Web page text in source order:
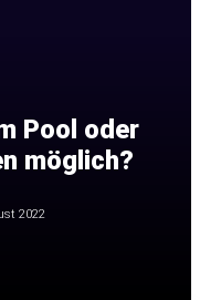
Pool oder
möglich?
2022